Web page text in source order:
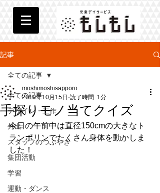
記事
全ての記事
デザイン・工作
外出
スタッフのつぶやき
集団活動
学習
運動・ダンス
全ての記事
手探りモノ当てクイズ
moshimoshisapporo
2019年10月15日 読了時間: 1分
今日の午前中は直径150cmの大きなト
ランポリンでたくさん身体を動かしま
した！